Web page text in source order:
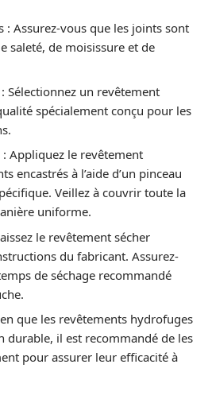
: Assurez-vous que les joints sont
saleté, de moisissure et de
Sélectionnez un revêtement
spécialement conçu pour les
Appliquez le revêtement
encastrés à l’aide d’un pinceau
Veillez à couvrir toute la
uniforme.
le revêtement sécher
du fabricant. Assurez-
de séchage recommandé
que les revêtements hydrofuges
durable, il est recommandé de les
pour assurer leur efficacité à